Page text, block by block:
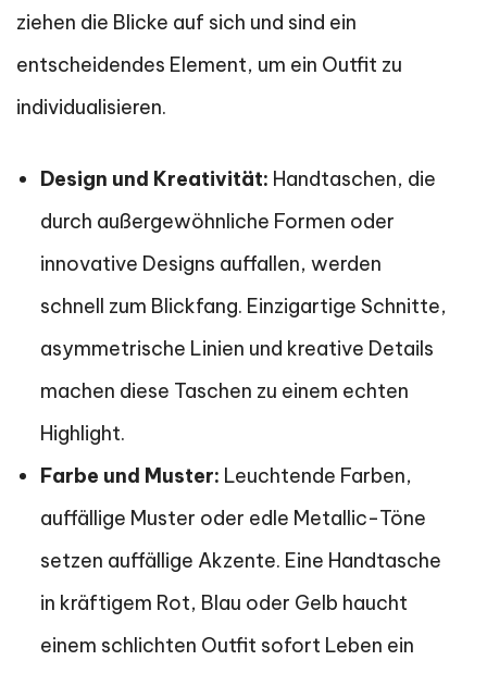
ziehen die Blicke auf sich und sind ein
entscheidendes Element, um ein Outfit zu
individualisieren.
Design und Kreativität: Handtaschen, die
durch außergewöhnliche Formen oder
innovative Designs auffallen, werden
schnell zum Blickfang. Einzigartige Schnitte,
asymmetrische Linien und kreative Details
machen diese Taschen zu einem echten
Highlight.
Farbe und Muster: Leuchtende Farben,
auffällige Muster oder edle Metallic-Töne
setzen auffällige Akzente. Eine Handtasche
in kräftigem Rot, Blau oder Gelb haucht
einem schlichten Outfit sofort Leben ein